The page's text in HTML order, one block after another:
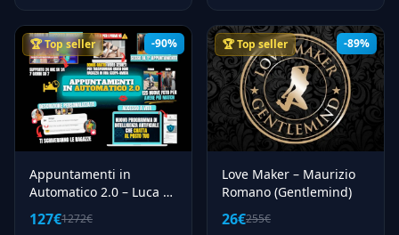
-90%
🏆 Top seller
Appuntamenti in
Automatico 2.0 – Luca di
127€1272€
-89%
🏆 Top seller
Love Maker – Maurizio
Romano (Gentlemind)
26€255€